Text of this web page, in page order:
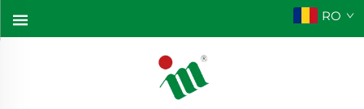
RO